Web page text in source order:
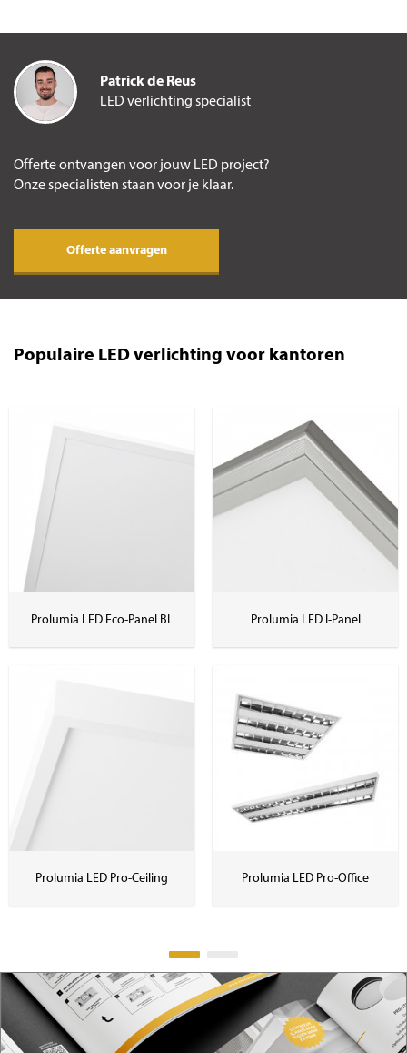
Patrick de Reus
LED verlichting specialist
Offerte ontvangen voor jouw LED project?
Onze specialisten staan voor je klaar.
Offerte aanvragen
Populaire LED verlichting voor kantoren
Prolumia LED Eco-Panel BL Prolumia LED I-Panel
Prolumia LED Pro-Ceiling Prolumia LED Pro-Office